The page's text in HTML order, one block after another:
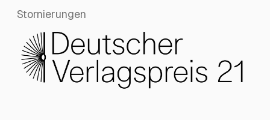
Stornierungen